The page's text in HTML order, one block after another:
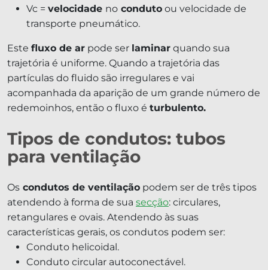
Vc = velocidade no conduto ou velocidade de
transporte pneumático.
Este fluxo de ar pode ser laminar quando sua
trajetória é uniforme. Quando a trajetória das
partículas do fluido são irregulares e vai
acompanhada da aparição de um grande número de
redemoinhos, então o fluxo é turbulento.
Tipos de condutos: tubos
para ventilação
Os condutos de ventilação podem ser de três tipos
atendendo à forma de sua secção: circulares,
retangulares e ovais. Atendendo às suas
características gerais, os condutos podem ser:
Conduto helicoidal.
Conduto circular autoconectável.